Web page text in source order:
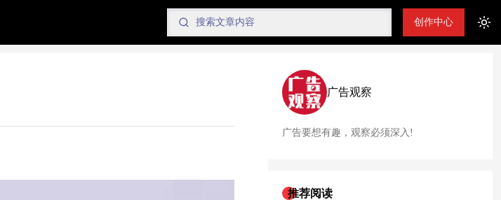
创作中心
广告观察
广告要想有趣，观察必须深入!
推荐阅读